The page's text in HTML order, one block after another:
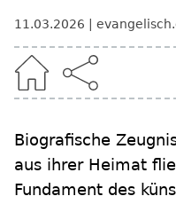
11.03.2026
Biografische
aus ihrer Heimat
Fundament des